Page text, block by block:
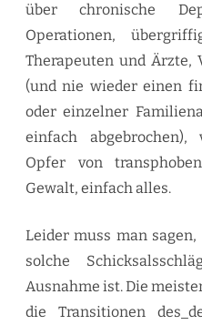
über chronische
Operationen,
Therapeuten und Ärzte,
(und nie wieder einen
oder einzelner
einfach
Opfer von
Gewalt, einfach alles.
Leider muss man
solche
Ausnahme ist. Die
die Transitionen